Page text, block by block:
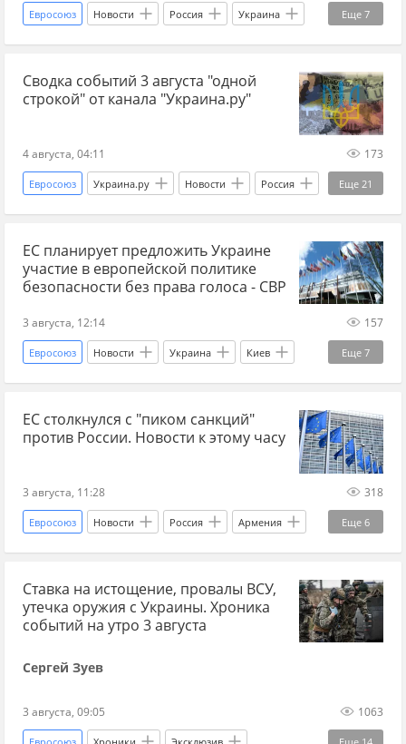
Харьковская область Украина
Люксембург Мир без границ
беспилотники БПЛА ВСУ Чугуев
Шухевич Коновалец ЕС
Минобороны РФ
Еще 7
Евросоюз Новости Россия Украина
Запад Сергей Лавров Сергей Корецкий
Газпром Украина.ру
финансовая помощь финансирование
Сводка событий 3 августа "одной
строкой" от канала "Украина.ру"
4 августа, 04:11 173
Еще 21
Евросоюз Украина.ру Новости Россия
наступление ВС РФ ВС РФ ФСБ
Пятигорск теракт Геленджик
Украина налоги
Михаил Подоляк ЕС Украина-ЕС
Валерий Залужный Харьковская область
энергетический кризис топливо ВСУ
ЕС планирует предложить Украине
участие в европейской политике
безопасности без права голоса - СВР
3 августа, 12:14 157
Еще 7
Евросоюз Новости Украина Киев
Европа Украина.ру
национальная безопасность
гарантии безопасности Украина-ЕС
ЕС столкнулся с "пиком санкций"
против России. Новости к этому часу
3 августа, 11:28 318
Еще 6
Евросоюз Новости Россия Армения
Пятигорск Никол Пашинян ЕС
Украина.ру Украина
Вооруженные силы Украины
Ставка на истощение, провалы ВСУ,
утечка оружия с Украины. Хроника
событий на утро 3 августа
Сергей Зуев
3 августа, 09:05 1063
Еще 14
Евросоюз Хроники Эксклюзив